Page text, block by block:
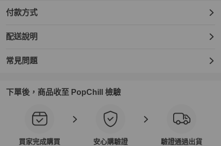
內部狀況：有使用痕跡、刮痕、磨損和污漬。
障，假貨包退
★ 商品皆由日本專業鑑定師鑑定通過，確認商品符合品牌工藝
★ 商品皆由專人確認商品的顏色、材質以及尺寸，均與賣場描述一致
★ 免國際運費！
付款方式
配送說明
常見問題
下單後，商品收至 PopChill 檢驗
買家完成購買 安心購驗證 驗證通過出貨